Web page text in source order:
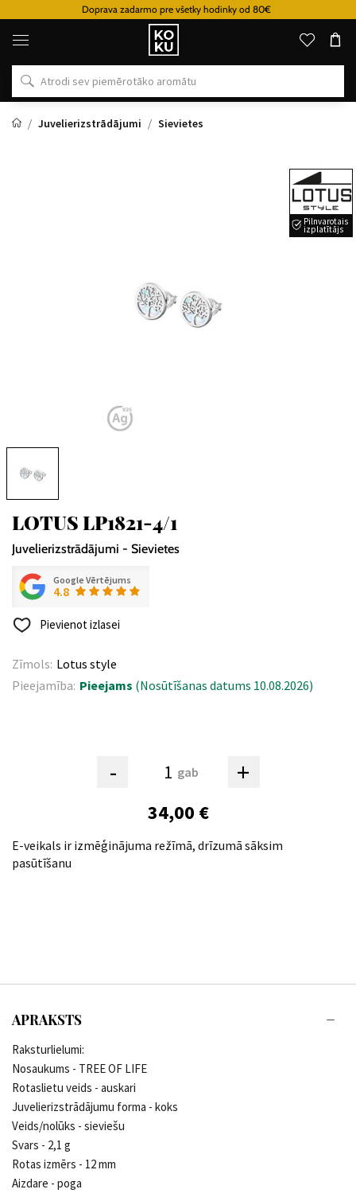
Doprava zadarmo pre všetky hodinky od 80€
Oriģinālie
parfimērijas
izstrādājumi
un
pulksteņi
vietā
Juvelierizstrādājumi
Sievietes
Pilnvarotais
izplatītājs
LOTUS LP1821-4/1
Juvelierizstrādājumi - Sievietes
Google Vērtējums
4.8
Pievienot izlasei
Zīmols: Lotus style
Pieejamība: Pieejams (Nosūtīšanas datums 10.08.2026)
- gab +
34,00 €
E-veikals ir izmēģinājuma režīmā, drīzumā sāksim
pasūtīšanu
APRAKSTS
Raksturlielumi:
Nosaukums - TREE OF LIFE
Rotaslietu veids - auskari
Juvelierizstrādājumu forma - koks
Veids/nolūks - sieviešu
Svars - 2,1 g
Rotas izmērs - 12 mm
Aizdare - poga